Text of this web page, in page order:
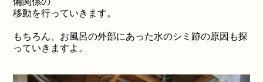
移動を行っていきます。
もちろん、お風呂の外部にあった水のシミ跡の原因も探
っていきますよ。